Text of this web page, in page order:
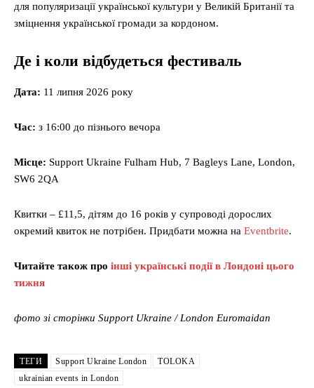
для популяризації української культури у Великій Британії та
зміцнення української громади за кордоном.
Де і коли відбудеться фестиваль
Дата: 11 липня 2026 року
Час: з 16:00 до пізнього вечора
Місце: Support Ukraine Fulham Hub, 7 Bagleys Lane, London,
SW6 2QA
Квитки – £11,5, дітям до 16 років у супроводі дорослих
окремий квиток не потрібен. Придбати можна на Eventbrite.
Читайте також про інші українські події в Лондоні цього
тижня
фото зі сторінки Support Ukraine / London Euromaidan
ТЕГИ Support Ukraine London
TOLOKA
ukrainian events in London